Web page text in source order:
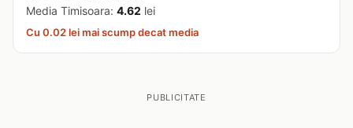
Media Timisoara: 4.62 lei
Cu 0.02 lei mai scump decat media
PUBLICITATE